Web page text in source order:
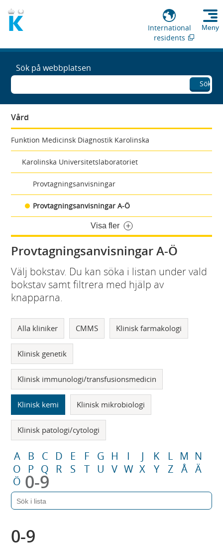
International
residents
Meny
Sök på webbplatsen
Sök
Vård
Funktion Medicinsk Diagnostik Karolinska
Karolinska Universitetslaboratoriet
Provtagningsanvisningar
Provtagningsanvisningar A-Ö
Visa fler
Provtagningsanvisningar A-Ö
Välj bokstav. Du kan söka i listan under vald
bokstav samt filtrera med hjälp av
knapparna.
Alla kliniker CMMS Klinisk farmakologi
Klinisk genetik
Klinisk immunologi/transfusionsmedicin
Klinisk kemi Klinisk mikrobiologi
Klinisk patologi/cytologi
A B C D E F G H I J K L M N
O
P Q R S T U V W X Y Z Å Ä
Ö 0-9
0-9